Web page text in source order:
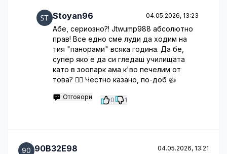
Stoyan96 04.05.2026, 13:23
Абе, сериозно?! Jtwump988 абсолютно
прав! Все едно сме луди да ходим на
тия "панорами" всяка година. Да бе,
супер яко е да си гледаш училищата
като в зоопарк ама к'во печелим от
това? 🤦‍♀️ Честно казано, по-доб 👍
Отговори 0 1
90B32E98 04.05.2026, 13:21